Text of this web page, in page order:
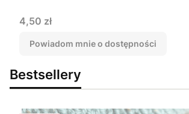
Cena
4,50 zł
Powiadom mnie o dostępności
Bestsellery